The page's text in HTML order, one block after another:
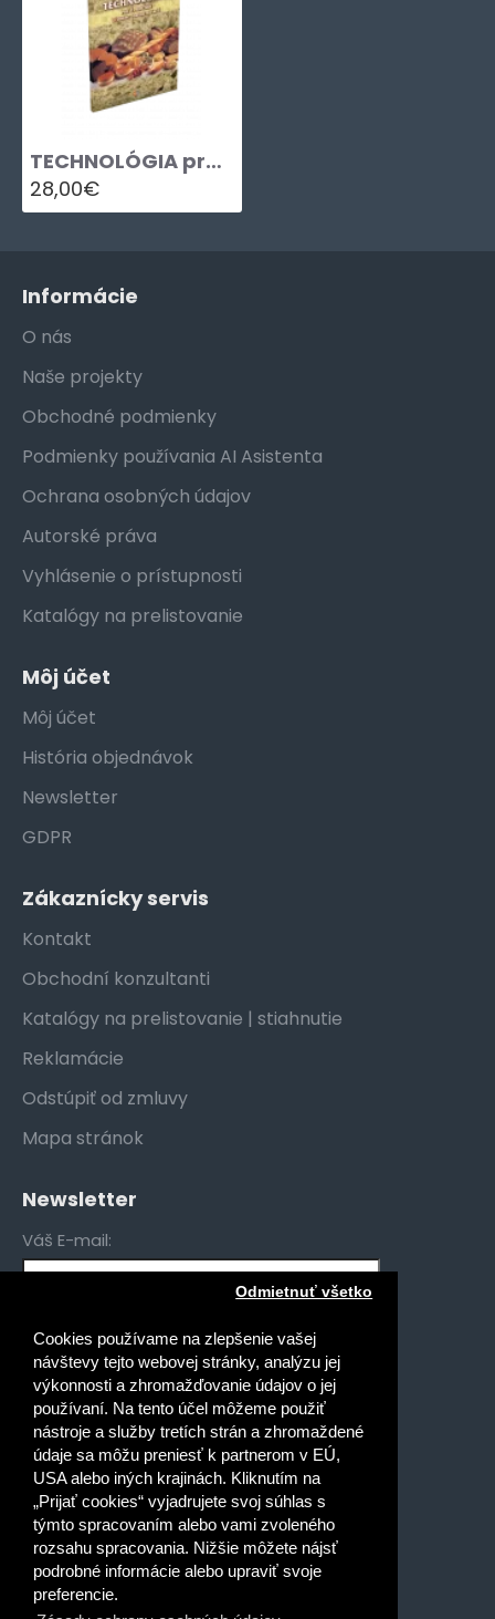
Cookies používame na zlepšenie vašej
návštevy tejto webovej stránky, analýzu jej
výkonnosti a zhromažďovanie údajov o jej
používaní. Na tento účel môžeme použiť
nástroje a služby tretích strán a zhromaždené
údaje sa môžu preniesť k partnerom v EÚ,
USA alebo iných krajinách. Kliknutím na
„Prijať cookies“ vyjadrujete svoj súhlas s
týmto spracovaním alebo vami zvoleného
rozsahu spracovania. Nižšie môžete nájsť
podrobné informácie alebo upraviť svoje
preferencie.
Odmietnuť všetko
TECHNOLÓGIA pre 1. ročník učebného odboru PEKÁR, 1. časť
28,00€
Informácie
O nás
Naše projekty
Obchodné podmienky
Podmienky používania AI Asistenta
Ochrana osobných údajov
Autorské práva
Vyhlásenie o prístupnosti
Katalógy na prelistovanie
Môj účet
Môj účet
História objednávok
Newsletter
GDPR
Zákaznícky servis
Kontakt
Obchodní konzultanti
Katalógy na prelistovanie | stiahnutie
Reklamácie
Odstúpiť od zmluvy
Mapa stránok
Newsletter
Váš E-mail:
Gymnáziá
Stredné odborné školy
Špeciálne základné školy
Základné školy
Prečítal(a) som si a súhlasím s
Ochrana osobných údajov